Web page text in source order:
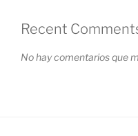
Recent
No hay comentarios que